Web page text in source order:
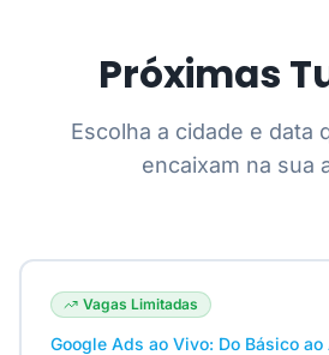
Próximas
Escolha a cidade e data
encaixam na sua
Vagas Limitadas
Google Ads ao Vivo: Do Básico ao